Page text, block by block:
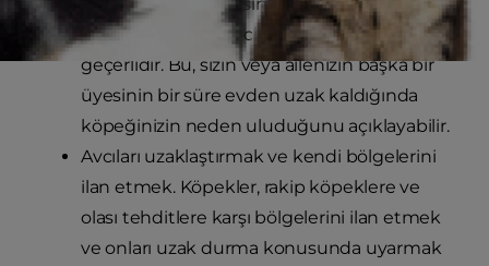
sürüsü gibi göre evcil köpekler için de
geçerlidir. Bu, sizin veya ailenizin başka bir
üyesinin bir süre evden uzak kaldığında
köpeğinizin neden uluduğunu açıklayabilir.
Avcıları uzaklaştırmak ve kendi bölgelerini
ilan etmek. Köpekler, rakip köpeklere ve
olası tehditlere karşı bölgelerini ilan etmek
ve onları uzak durma konusunda uyarmak